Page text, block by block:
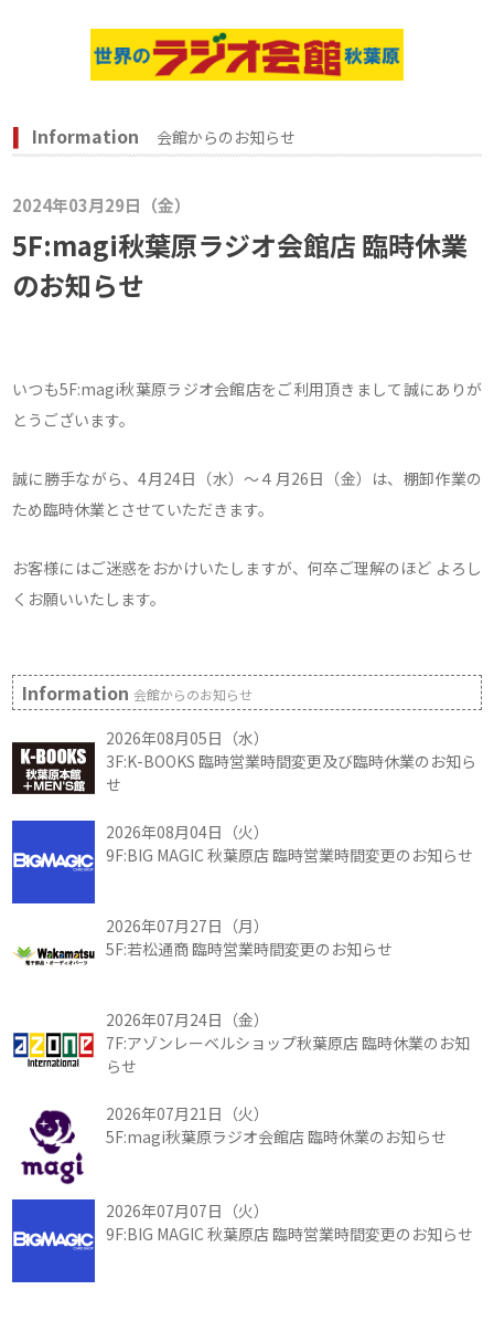
Information 会館からのお知らせ
2024年03月29日（金）
5F:magi秋葉原ラジオ会館店 臨時休業
のお知らせ
いつも5F:magi秋葉原ラジオ会館店をご利用頂きまして誠にありが
とうございます。
誠に勝手ながら、4月24日（水）～４月26日（金）は、棚卸作業の
ため臨時休業とさせていただきます。
お客様にはご迷惑をおかけいたしますが、何卒ご理解のほど よろし
くお願いいたします。
Information会館からのお知らせ
2026年08月05日（水）
3F:K-BOOKS 臨時営業時間変更及び臨時休業のお知ら
せ
2026年08月04日（火）
9F:BIG MAGIC 秋葉原店 臨時営業時間変更のお知らせ
2026年07月27日（月）
5F:若松通商 臨時営業時間変更のお知らせ
2026年07月24日（金）
7F:アゾンレーベルショップ秋葉原店 臨時休業のお知
らせ
2026年07月21日（火）
5F:magi秋葉原ラジオ会館店 臨時休業のお知らせ
2026年07月07日（火）
9F:BIG MAGIC 秋葉原店 臨時営業時間変更のお知らせ